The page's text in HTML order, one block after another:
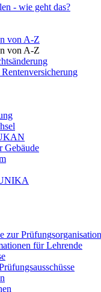
- wie geht das?
von A-Z
von A-Z
Gebäude
zur
für Lehrende